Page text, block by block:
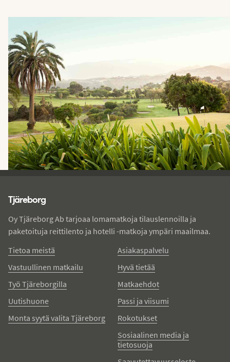
Tjäreborg
Oy Tjäreborg Ab tarjoaa lomamatkoja tilauslennoilla ja
paketoituja reittilento ja hotelli -matkoja ympäri maailmaa.
Tietoa meistä
Vastuullinen matkailu
Työ Tjäreborgilla
Uutishuone
Monta syytä valita Tjäreborg
Asiakaspalvelu
Hyvä tietää
Matkaehdot
Passi ja viisumi
Rokotukset
Sosiaalinen media ja
tietosuoja